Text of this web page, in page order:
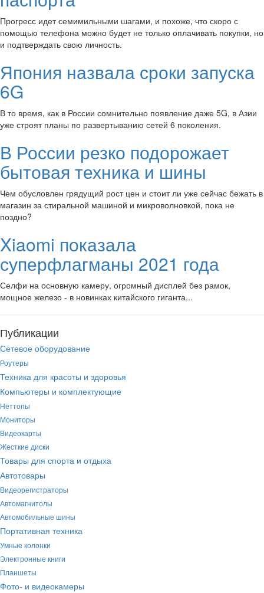
Прогресс идет семимильными шагами, и похоже, что скоро с
помощью телефона можно будет не только оплачивать покупки, но
и подтверждать свою личность.
Япония назвала сроки запуска
6G
В то время, как в России сомнительно появление даже 5G, в Азии
уже строят планы по развертыванию сетей 6 поколения.
В России резко подорожает
бытовая техника и шины
Чем обусловлен грядущий рост цен и стоит ли уже сейчас бежать в
магазин за стиральной машиной и микроволновкой, пока не
поздно?
Xiaomi показала
суперфлагманы 2021 года
Селфи на основную камеру, огромный дисплей без рамок,
мощное железо - в новинках китайского гиганта...
Публикации
Сетевое оборудование
Роутеры
Техника для красоты и здоровья
Компьютеры и комплектующие
Неттопы
Мониторы
Видеокарты
Жесткие диски
Товары для спорта и отдыха
Автотовары
Видеорегистраторы
Автомагнитолы
Автомобильные шины
Портативная техника
Умные колонки
Электронные книги
Планшеты
Фото- и видеокамеры